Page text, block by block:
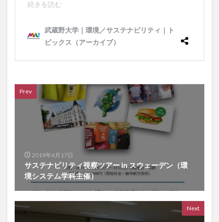
Prev
2019年6月17日
サステナビリティ視察ツアー in スウェーデン（環
境システム学科主催）
Next